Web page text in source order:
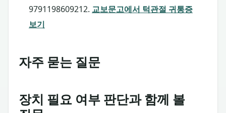
9791198609212. 교보문고에서 턱관절 귀통증
보기
자주 묻는 질문
장치 필요 여부 판단과 함께 볼